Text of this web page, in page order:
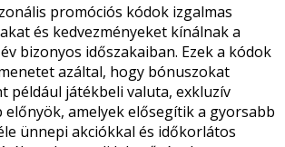
promóciós kódok izgalmas
és kedvezményeket kínálnak a
bizonyos időszakaiban. Ezek a kódok
azáltal, hogy bónuszokat
például játékbeli valuta, exkluzív
előnyök, amelyek elősegítik a gyorsabb
ünnepi akciókkal és időkorlátos